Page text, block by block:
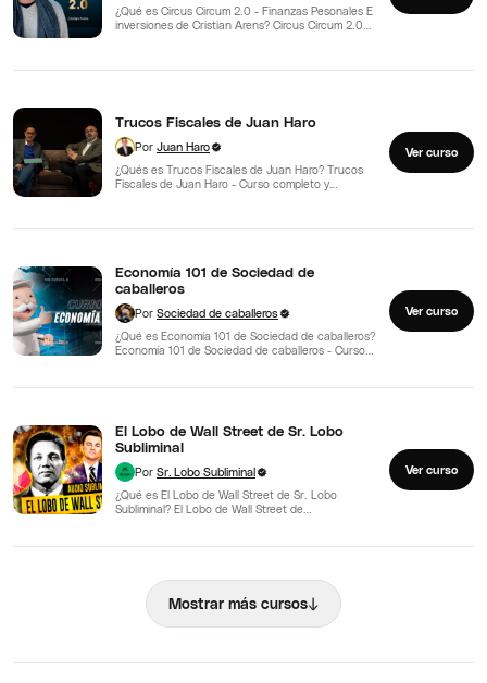
¿Qué es Circus Circum 2.0 - Finanzas Pesonales E
inversiones de Cristian Arens? Circus Circum 2.0
Trucos Fiscales de Juan Haro
Por Juan Haro
¿Qués es Trucos Fiscales de Juan Haro? Trucos
Fiscales de Juan Haro - Curso completo y
Ver curso
Economía 101 de Sociedad de
caballeros
Por Sociedad de caballeros
¿Qué es Economía 101 de Sociedad de caballeros?
Economía 101 de Sociedad de caballeros - Curso
Ver curso
El Lobo de Wall Street de Sr. Lobo
Subliminal
Por Sr. Lobo Subliminal
¿Qué es El Lobo de Wall Street de Sr. Lobo
Subliminal? El Lobo de Wall Street de…
Ver curso
Mostrar más cursos↓